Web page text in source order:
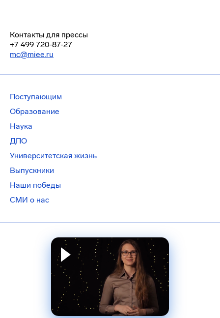
Контакты для прессы
+7 499 720-87-27
mc@miee.ru
Поступающим
Образование
Наука
ДПО
Университетская жизнь
Выпускники
Наши победы
СМИ о нас